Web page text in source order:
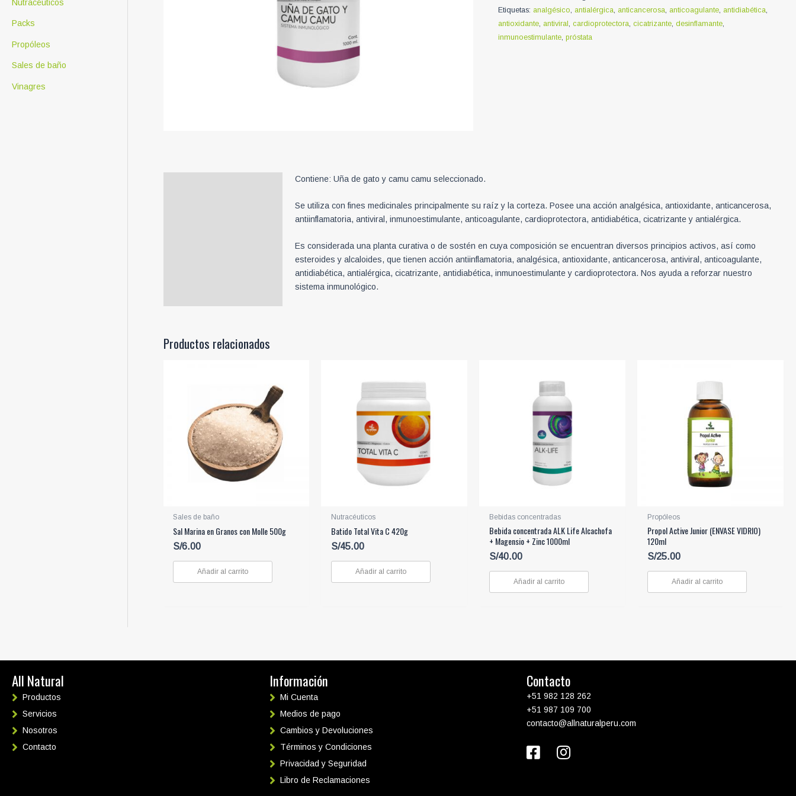
Nutracéuticos
Packs
Propóleos
Sales de baño
Vinagres
Gato
Etiquetas:analgésico,antialérgica,anticancerosa,anticoagulante,antidiabética,
antioxidante,antiviral,cardioprotectora,cicatrizante,desinflamante,
inmunoestimulante,próstata
Contiene: Uña de gato y camu camu seleccionado.
Se utiliza con fines medicinales principalmente su raíz y la corteza. Posee una acción analgésica, antioxidante, anticancerosa,
antiinflamatoria, antiviral, inmunoestimulante, anticoagulante, cardioprotectora, antidiabética, cicatrizante y antialérgica.
Es considerada una planta curativa o de sostén en cuya composición se encuentran diversos principios activos, así como
esteroides y alcaloides, que tienen acción antiinflamatoria, analgésica, antioxidante, anticancerosa, antiviral, anticoagulante,
antidiabética, antialérgica, cicatrizante, antidiabética, inmunoestimulante y cardioprotectora. Nos ayuda a reforzar nuestro
sistema inmunológico.
Productos relacionados
Sales de baño
Sal Marina en Granos con Molle 500g
S/6.00
Añadir al carrito
Nutracéuticos
Batido Total Vita C 420g
S/45.00
Añadir al carrito
Bebidas concentradas
Bebida concentrada ALK Life Alcachofa
+ Magensio + Zinc 1000ml
S/40.00
Añadir al carrito
Propóleos
Propol Active Junior (ENVASE VIDRIO)
120ml
S/25.00
Añadir al carrito
All Natural
Productos
Servicios
Nosotros
Contacto
Información
Mi Cuenta
Medios de pago
Cambios y Devoluciones
Términos y Condiciones
Privacidad y Seguridad
Libro de Reclamaciones
Contacto
+51 982 128 262
+51 987 109 700
contacto@allnaturalperu.com